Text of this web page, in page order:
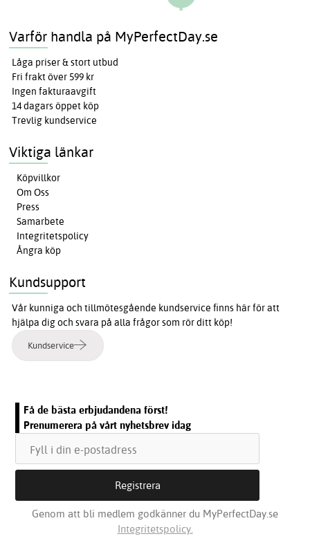
Varför handla på MyPerfectDay.se
Låga priser & stort utbud
Fri frakt över 599 kr
Ingen fakturaavgift
14 dagars öppet köp
Trevlig kundservice
Viktiga länkar
Köpvillkor
Om Oss
Press
Samarbete
Integritetspolicy
Ångra köp
Kundsupport
Vår kunniga och tillmötesgående kundservice finns här för att
hjälpa dig och svara på alla frågor som rör ditt köp!
Kundservice
Få de bästa erbjudandena först!
Prenumerera på vårt nyhetsbrev idag
Genom att bli medlem godkänner du MyPerfectDay.se
Integritetspolicy.